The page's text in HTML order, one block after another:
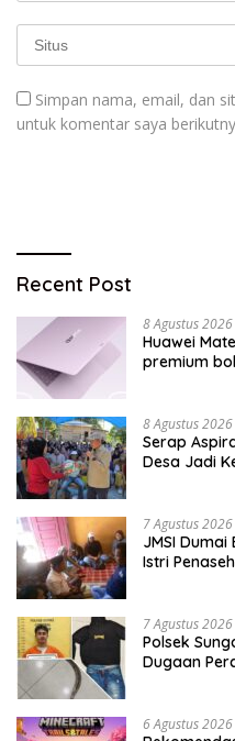
Simpan nama, email, dan
untuk komentar saya
Recent Post
8 Agustus 2026
Huawei
premium
8 Agustus 2026
Serap
Desa Jadi
7 Agustus 2026
JMSI
Istri
7 Agustus 2026
Polsek
Dugaan
6 Agustus 2026